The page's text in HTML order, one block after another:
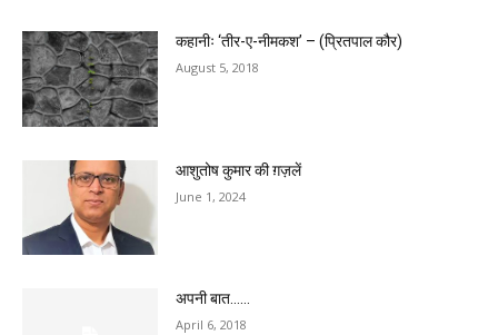
कहानीः ‘तीर-ए-नीमकश’ – (प्रितपाल कौर)
August 5, 2018
आशुतोष कुमार की ग़ज़लें
June 1, 2024
अपनी बात……
April 6, 2018